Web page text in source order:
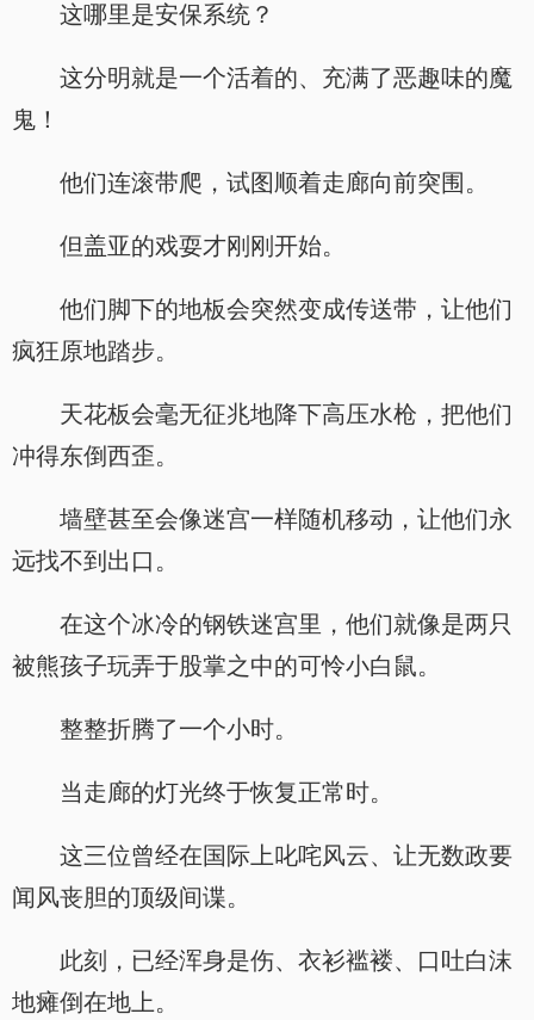
这哪里是安保系统？
这分明就是一个活着的、充满了恶趣味的魔
鬼！
他们连滚带爬，试图顺着走廊向前突围。
但盖亚的戏耍才刚刚开始。
他们脚下的地板会突然变成传送带，让他们
疯狂原地踏步。
天花板会毫无征兆地降下高压水枪，把他们
冲得东倒西歪。
墙壁甚至会像迷宫一样随机移动，让他们永
远找不到出口。
在这个冰冷的钢铁迷宫里，他们就像是两只
被熊孩子玩弄于股掌之中的可怜小白鼠。
整整折腾了一个小时。
当走廊的灯光终于恢复正常时。
这三位曾经在国际上叱咤风云、让无数政要
闻风丧胆的顶级间谍。
此刻，已经浑身是伤、衣衫褴褛、口吐白沫
地瘫倒在地上。